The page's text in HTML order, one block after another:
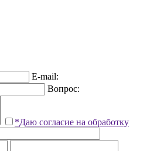
E-mail:
Вопрос:
*Даю согласие на обработку